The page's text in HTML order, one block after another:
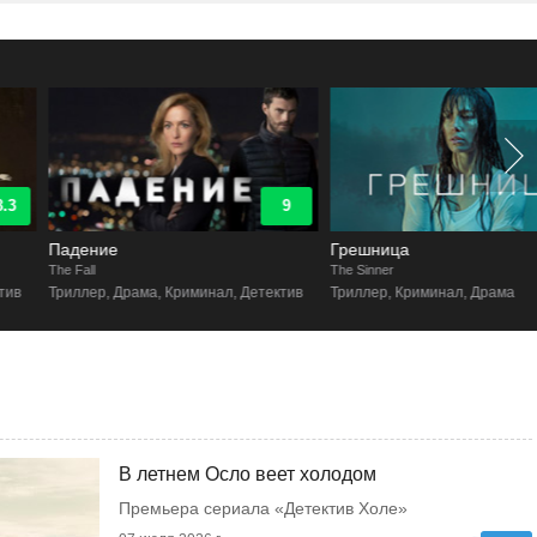
9
Падение
Драма, Криминал, Детектив
8.7
Грешница
The Sinner
Триллер, Криминал, Драма
В летнем Осло веет холодом
Премьера сериала «Детектив Холе»